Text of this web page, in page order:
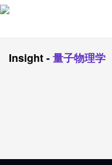
Insight-量子物理学